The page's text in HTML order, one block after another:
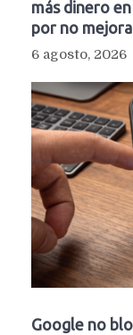
más dinero
por no
6 agosto, 2026
Google no